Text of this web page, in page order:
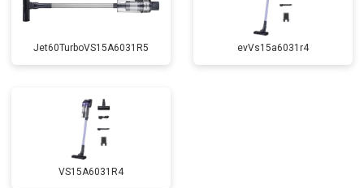
Jet60TurboVS15A6031R5 evVs15a6031r4
VS15A6031R4